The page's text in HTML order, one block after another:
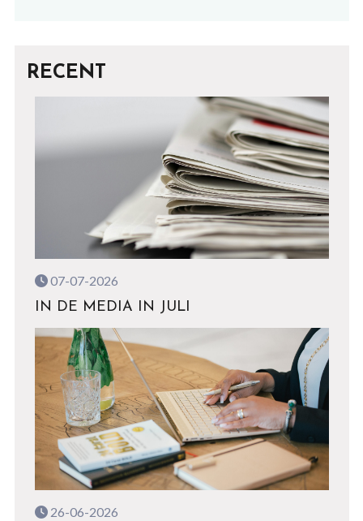
RECENT
07-07-2026
IN DE MEDIA IN JULI
26-06-2026